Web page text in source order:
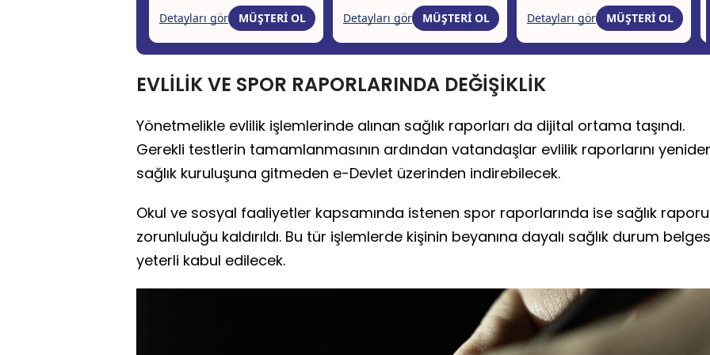
EVLİLİK VE SPOR RAPORLARINDA DEĞİŞİKLİK
Yönetmelikle evlilik işlemlerinde alınan sağlık raporları da dijital ortama taşındı.
Gerekli testlerin tamamlanmasının ardından vatandaşlar evlilik raporlarını
sağlık kuruluşuna gitmeden e-Devlet üzerinden indirebilecek.
Okul ve sosyal faaliyetler kapsamında istenen spor raporlarında ise sağlık raporu
zorunluluğu kaldırıldı. Bu tür işlemlerde kişinin beyanına dayalı sağlık durum
yeterli kabul edilecek.